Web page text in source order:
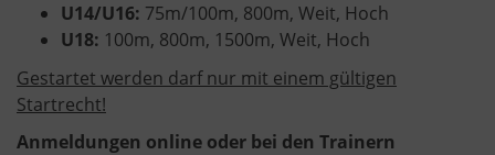
U14/U16: 75m/100m, 800m, Weit, Hoch
U18: 100m, 800m, 1500m, Weit, Hoch
Gestartet werden darf nur mit einem gültigen
Startrecht!
Anmeldungen online oder bei den Trainern